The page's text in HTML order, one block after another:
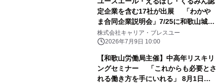
定企業を含む17社が出展 「わかや
ま合同企業説明会」7/25に和歌山城ホ
ールで開催
株式会社キャリア・ブレスユー
2026年7月9日 10:00
【和歌山労働局主催】中高年リスキリ
ングセミナー 「これからも必要とさ
れる働き方を手にいれる」 8月1日開